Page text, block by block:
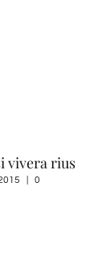
vivera rius
0